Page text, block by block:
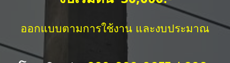
ออกแบบตามการใช้งาน และงบประมาณ